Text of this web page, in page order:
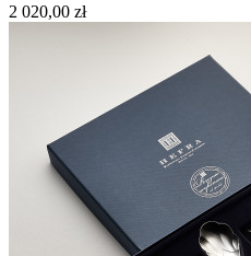
2 020,00 zł